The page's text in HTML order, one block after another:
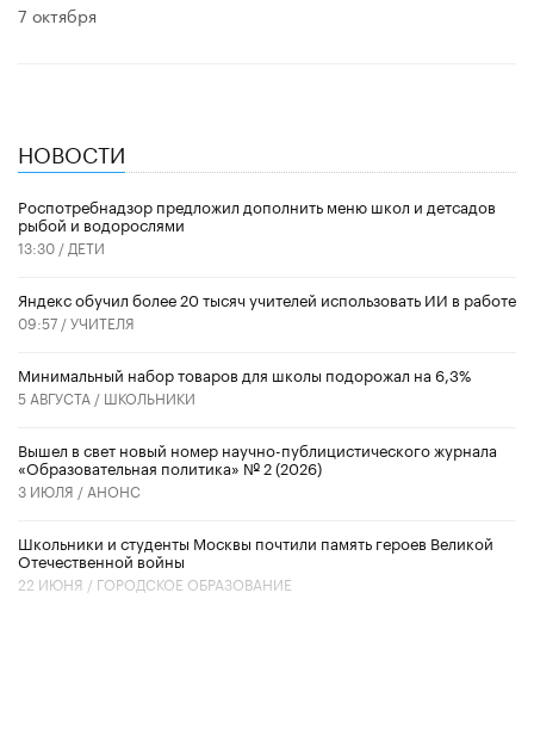
7 октября
НОВОСТИ
Роспотребнадзор предложил дополнить меню школ и детсадов
рыбой и водорослями
13:30 / ДЕТИ
​Яндекс обучил более 20 тысяч учителей использовать ИИ в работе
09:57 /УЧИТЕЛЯ
Минимальный набор товаров для школы подорожал на 6,3%
5 АВГУСТА / ШКОЛЬНИКИ
Вышел в свет новый номер научно-публицистического журнала
«Образовательная политика» № 2 (2026)
3 ИЮЛЯ / АНОНС
Школьники и студенты Москвы почтили память героев Великой
Отечественной войны
22 ИЮНЯ / ГОРОДСКОЕ ОБРАЗОВАНИЕ